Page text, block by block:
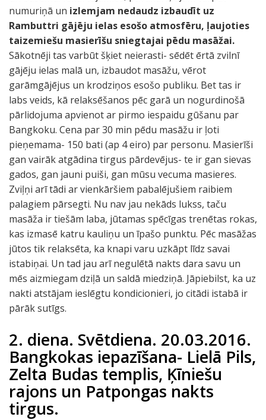
numuriņā un izlemjam nedaudz izbaudīt uz
Rambuttri gājēju ielas esošo atmosfēru, ļaujoties
taizemiešu masierīšu sniegtajai pēdu masāžai.
Sākotnēji tas varbūt šķiet neierasti- sēdēt ērtā zvilnī
gājēju ielas malā un, izbaudot masāžu, vērot
garāmgājējus un krodziņos esošo publiku. Bet tas ir
labs veids, kā relaksēšanos pēc garā un nogurdinošā
pārlidojuma apvienot ar pirmo iespaidu gūšanu par
Bangkoku. Cena par 30 min pēdu masāžu ir ļoti
pieņemama- 150 bati (ap 4 eiro) par personu. Masierīši
gan vairāk atgādina tirgus pārdevējus- te ir gan sievas
gados, gan jauni puiši, gan mūsu vecuma masieres.
Zviļņi arī tādi ar vienkāršiem pabalējušiem raibiem
palagiem pārsegti. Nu nav jau nekāds lukss, taču
masāža ir tiešām laba, jūtamas spēcīgas trenētas rokas,
kas izmasē katru kauliņu un īpašo punktu. Pēc masāžas
jūtos tik relaksēta, ka knapi varu uzkāpt līdz savai
istabiņai. Un tad jau arī negulētā nakts dara savu un
mēs aizmiegam dziļā un saldā miedziņā. Jāpiebilst, ka uz
nakti atstājam ieslēgtu kondicionieri, jo citādi istabā ir
pārāk sutīgs.
2. diena. Svētdiena. 20.03.2016.
Bangkokas iepazīšana- Lielā Pils,
Zelta Budas templis, Ķīniešu
rajons un Patpongas nakts
tirgus.